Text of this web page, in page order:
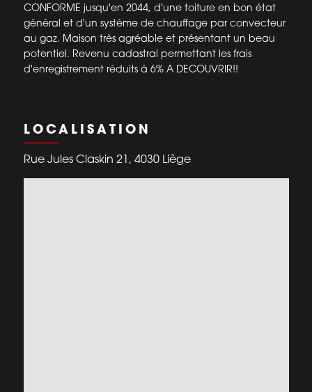
CONFORME jusqu'en 2044, d'une toiture en bon état
général et d'un système de chauffage par convecteur
au gaz. Maison très agréable et présentant un beau
potentiel. Revenu cadastral permettant les frais
d'enregistrement réduits à 6% A DECOUVRIR!!
LOCALISATION
Rue Jules Claskin 21, 4030 Liège